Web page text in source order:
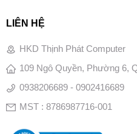
LIÊN HỆ
HKD Thịnh Phát Computer
109 Ngô Quyền, Phường 6,
0938206689 - 0902416689
MST : 8786987716-001